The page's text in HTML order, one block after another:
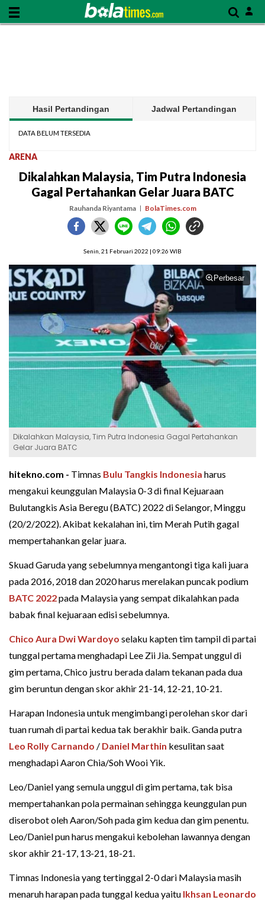
Hasil Pertandingan Jadwal Pertandingan
DATA BELUM TERSEDIA
ARENA
Dikalahkan Malaysia, Tim Putra Indonesia
Gagal Pertahankan Gelar Juara BATC
Rauhanda Riyantama BolaTimes.com
Senin, 21 Februari 2022 | 09:26 WIB
Perbesar
Dikalahkan Malaysia, Tim Putra Indonesia Gagal Pertahankan
Gelar Juara BATC
hitekno.com - Timnas Bulu Tangkis Indonesia harus
mengakui keunggulan Malaysia 0-3 di final Kejuaraan
Bulutangkis Asia Beregu (BATC) 2022 di Selangor, Minggu
(20/2/2022). Akibat kekalahan ini, tim Merah Putih gagal
mempertahankan gelar juara.
Skuad Garuda yang sebelumnya mengantongi tiga kali juara
pada 2016, 2018 dan 2020 harus merelakan puncak podium
BATC 2022pada Malaysia yang sempat dikalahkan pada
babak final kejuaraan edisi sebelumnya.
Chico Aura Dwi Wardoyo selaku kapten tim tampil di partai
tunggal pertama menghadapi Lee Zii Jia. Sempat unggul di
gim pertama, Chico justru berada dalam tekanan pada dua
gim beruntun dengan skor akhir 21-14, 12-21, 10-21.
Harapan Indonesia untuk mengimbangi perolehan skor dari
tuan rumah di partai kedua tak berakhir baik. Ganda putra
Leo Rolly Carnando / Daniel Marthin kesulitan saat
menghadapi Aaron Chia/Soh Wooi Yik.
Leo/Daniel yang semula unggul di gim pertama, tak bisa
mempertahankan pola permainan sehingga keunggulan pun
diserobot oleh Aaron/Soh pada gim kedua dan gim penentu.
Leo/Daniel pun harus mengakui kebolehan lawannya dengan
skor akhir 21-17, 13-21, 18-21.
Timnas Indonesia yang tertinggal 2-0 dari Malaysia masih
menaruh harapan pada tunggal kedua yaitu Ikhsan Leonardo